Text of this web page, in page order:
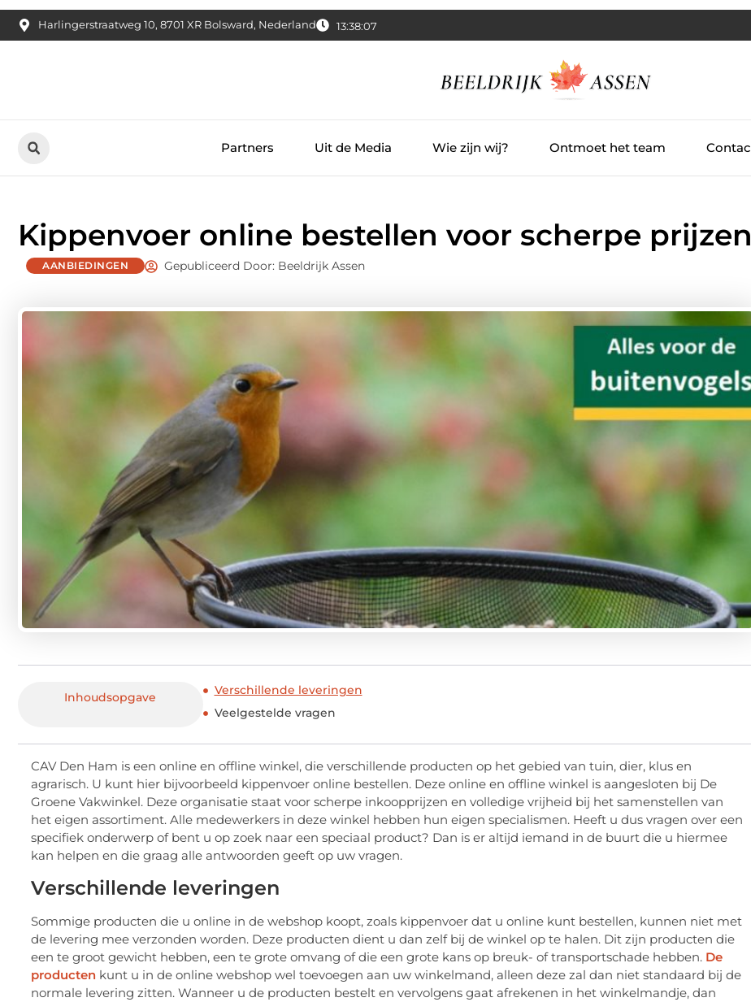
Kippenvoer online bestellen voor scherpe prijzen
AANBIEDINGEN Gepubliceerd Door: Beeldrijk Assen
Inhoudsopgave
Verschillende leveringen
Veelgestelde vragen
CAV Den Ham is een online en offline winkel, die verschillende producten op het gebied van tuin, dier, klus en
agrarisch. U kunt hier bijvoorbeeld kippenvoer online bestellen. Deze online en offline winkel is aangesloten bij De
Groene Vakwinkel. Deze organisatie staat voor scherpe inkoopprijzen en volledige vrijheid bij het samenstellen van
het eigen assortiment. Alle medewerkers in deze winkel hebben hun eigen specialismen. Heeft u dus vragen over een
specifiek onderwerp of bent u op zoek naar een speciaal product? Dan is er altijd iemand in de buurt die u hiermee
kan helpen en die graag alle antwoorden geeft op uw vragen.
Verschillende leveringen
Sommige producten die u online in de webshop koopt, zoals kippenvoer dat u online kunt bestellen, kunnen niet met
de levering mee verzonden worden. Deze producten dient u dan zelf bij de winkel op te halen. Dit zijn producten die
een te groot gewicht hebben, een te grote omvang of die een grote kans op breuk- of transportschade hebben. De
producten kunt u in de online webshop wel toevoegen aan uw winkelmand, alleen deze zal dan niet standaard bij de
normale levering zitten. Wanneer u de producten bestelt en vervolgens gaat afrekenen in het winkelmandje, dan